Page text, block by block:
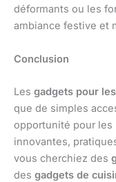
déformants ou les
ambiance festive et
Conclusion
Les gadgets pour
que de simples
opportunité pour les
innovantes,
vous cherchiez des
des gadgets de